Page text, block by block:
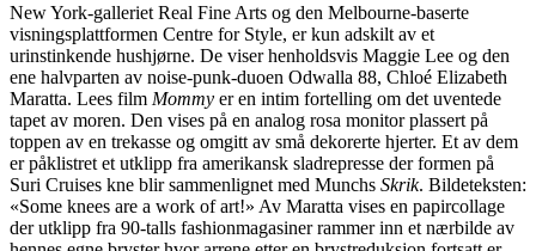
New York-galleriet Real Fine Arts og den Melbourne-baserte
visningsplattformen Centre for Style, er kun adskilt av et
urinstinkende hushjørne. De viser henholdsvis Maggie Lee og den
ene halvparten av noise-punk-duoen Odwalla 88, Chloé Elizabeth
Maratta. Lees film Mommy er en intim fortelling om det uventede
tapet av moren. Den vises på en analog rosa monitor plassert på
toppen av en trekasse og omgitt av små dekorerte hjerter. Et av dem
er påklistret et utklipp fra amerikansk sladrepresse der formen på
Suri Cruises kne blir sammenlignet med Munchs Skrik. Bildeteksten:
«Some knees are a work of art!» Av Maratta vises en papircollage
der utklipp fra 90-talls fashionmagasiner rammer inn et nærbilde av